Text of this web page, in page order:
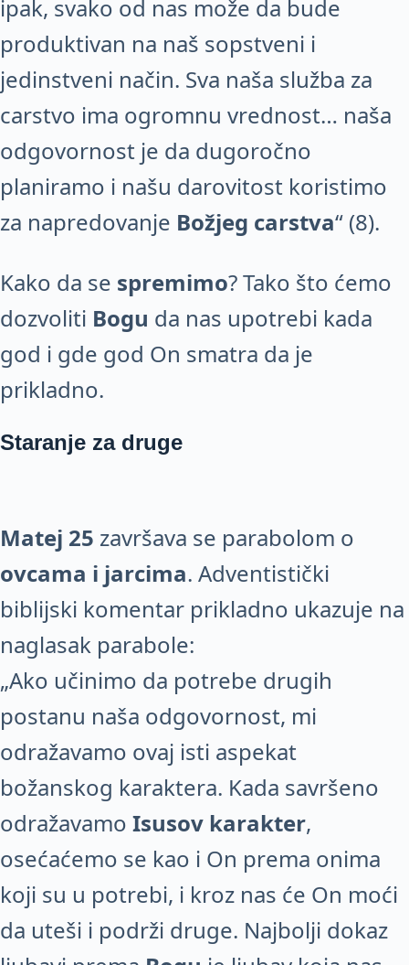
ipak, svako od nas može da bude
produktivan na naš sopstveni i
jedinstveni način. Sva naša služba za
carstvo ima ogromnu vrednost… naša
odgovornost je da dugoročno
planiramo i našu darovitost koristimo
za napredovanje Božjeg carstva“ (8).
Kako da se spremimo? Tako što ćemo
dozvoliti Bogu da nas upotrebi kada
god i gde god On smatra da je
prikladno.
Staranje za druge
Matej 25 završava se parabolom o
ovcama i jarcima. Adventistički
biblijski komentar prikladno ukazuje na
naglasak parabole:
„Ako učinimo da potrebe drugih
postanu naša odgovornost, mi
odražavamo ovaj isti aspekat
božanskog karaktera. Kada savršeno
odražavamo Isusov karakter,
osećaćemo se kao i On prema onima
koji su u potrebi, i kroz nas će On moći
da uteši i podrži druge. Najbolji dokaz